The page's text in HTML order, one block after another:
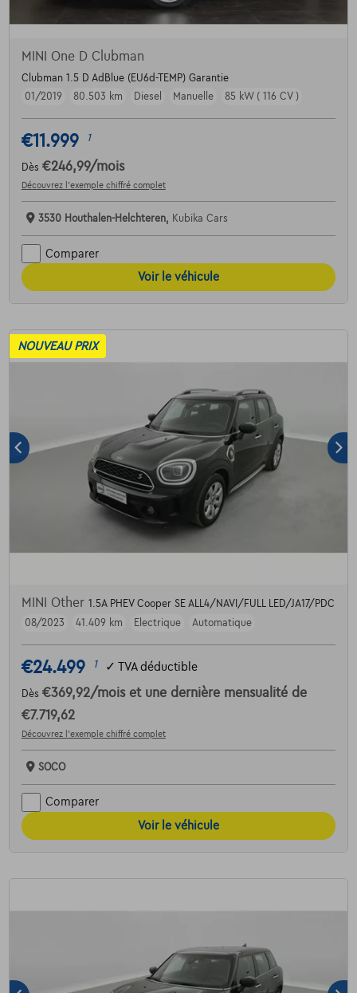
MINI One D Clubman
Clubman 1.5 D AdBlue (EU6d-TEMP) Garantie
01/2019
80.503 km Diesel Manuelle 85 kW ( 116 CV )
€11.999 1
Dès €246,99/mois
Découvrez l’exemple chiffré complet
3530 Houthalen-Helchteren, Kubika Cars
Comparer
Voir le véhicule
NOUVEAU PRIX
MINI Other 1.5A PHEV Cooper SE ALL4/NAVI/FULL LED/JA17/PDC
08/2023
41.409 km Electrique Automatique
€24.499 1 ✓ TVA déductible
Dès €369,92/mois et une dernière mensualité de
€7.719,62
Découvrez l’exemple chiffré complet
SOCO
Comparer
Voir le véhicule